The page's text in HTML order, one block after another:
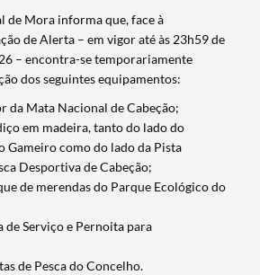
de Mora informa que, face à
de Alerta – em vigor até às 23h59 de
– encontra-se temporariamente
dos seguintes equipamentos:
da Mata Nacional de Cabeção;
em madeira, tanto do lado do
Gameiro como do lado da Pista
Desportiva de Cabeção;
de merendas do Parque Ecológico do
de Serviço e Pernoita para
de Pesca do Concelho.